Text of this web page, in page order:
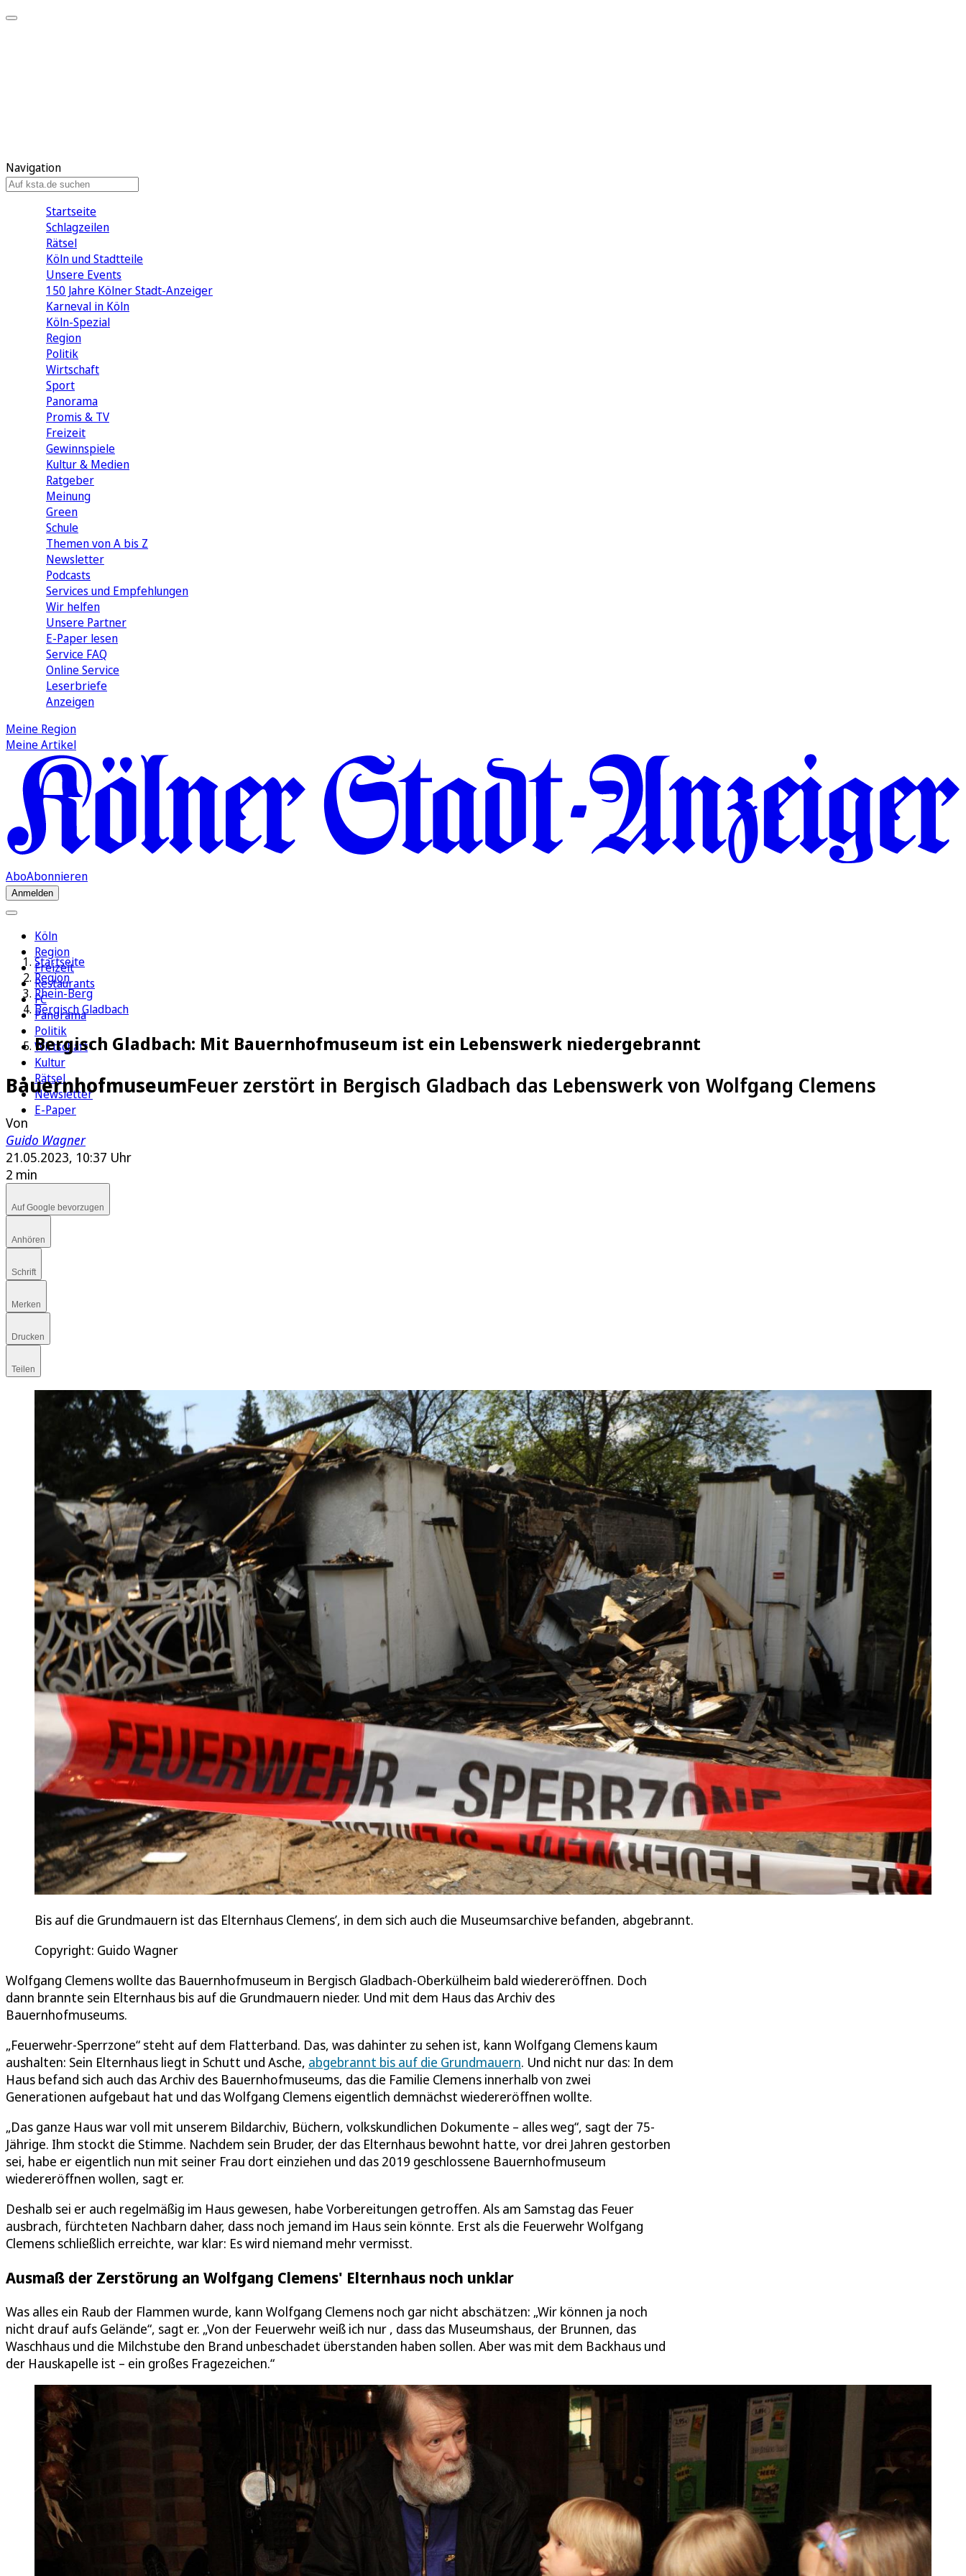
Navigation
Startseite
Schlagzeilen
Rätsel
Köln und Stadtteile
Unsere Events
150 Jahre Kölner Stadt-Anzeiger
Karneval in Köln
Köln-Spezial
Region
Politik
Wirtschaft
Sport
Panorama
Promis & TV
Freizeit
Gewinnspiele
Kultur & Medien
Ratgeber
Meinung
Green
Schule
Themen von A bis Z
Newsletter
Podcasts
Services und Empfehlungen
Wir helfen
Unsere Partner
E-Paper lesen
Service FAQ
Online Service
Leserbriefe
Anzeigen
Meine Region
Meine Artikel
AboAbonnieren
Anmelden
Köln
Region
Freizeit
Restaurants
FC
Panorama
Politik
Wirtschaft
Kultur
Rätsel
Newsletter
E-Paper
Startseite
Region
Rhein-Berg
Bergisch Gladbach
Bergisch Gladbach: Mit Bauernhofmuseum ist ein Lebenswerk niedergebrannt
BauernhofmuseumFeuer zerstört in Bergisch Gladbach das Lebenswerk von Wolfgang Clemens
Von
Guido Wagner
21.05.2023, 10:37 Uhr
2 min
Auf Google bevorzugen
Anhören
Schrift
Merken
Drucken
Teilen
Bis auf die Grundmauern ist das Elternhaus Clemens’, in dem sich auch die Museumsarchive befanden, abgebrannt.
Copyright: Guido Wagner
Wolfgang Clemens wollte das Bauernhofmuseum in Bergisch Gladbach-Oberkülheim bald wiedereröffnen. Doch
dann brannte sein Elternhaus bis auf die Grundmauern nieder. Und mit dem Haus das Archiv des
Bauernhofmuseums.
„Feuerwehr-Sperrzone“ steht auf dem Flatterband. Das, was dahinter zu sehen ist, kann Wolfgang Clemens kaum
aushalten: Sein Elternhaus liegt in Schutt und Asche, abgebrannt bis auf die Grundmauern. Und nicht nur das: In dem
Haus befand sich auch das Archiv des Bauernhofmuseums, das die Familie Clemens innerhalb von zwei
Generationen aufgebaut hat und das Wolfgang Clemens eigentlich demnächst wiedereröffnen wollte.
„Das ganze Haus war voll mit unserem Bildarchiv, Büchern, volkskundlichen Dokumente – alles weg“, sagt der 75-
Jährige. Ihm stockt die Stimme. Nachdem sein Bruder, der das Elternhaus bewohnt hatte, vor drei Jahren gestorben
sei, habe er eigentlich nun mit seiner Frau dort einziehen und das 2019 geschlossene Bauernhofmuseum
wiedereröffnen wollen, sagt er.
Deshalb sei er auch regelmäßig im Haus gewesen, habe Vorbereitungen getroffen. Als am Samstag das Feuer
ausbrach, fürchteten Nachbarn daher, dass noch jemand im Haus sein könnte. Erst als die Feuerwehr Wolfgang
Clemens schließlich erreichte, war klar: Es wird niemand mehr vermisst.
Ausmaß der Zerstörung an Wolfgang Clemens' Elternhaus noch unklar
Was alles ein Raub der Flammen wurde, kann Wolfgang Clemens noch gar nicht abschätzen: „Wir können ja noch
nicht drauf aufs Gelände“, sagt er. „Von der Feuerwehr weiß ich nur , dass das Museumshaus, der Brunnen, das
Waschhaus und die Milchstube den Brand unbeschadet überstanden haben sollen. Aber was mit dem Backhaus und
der Hauskapelle ist – ein großes Fragezeichen.“